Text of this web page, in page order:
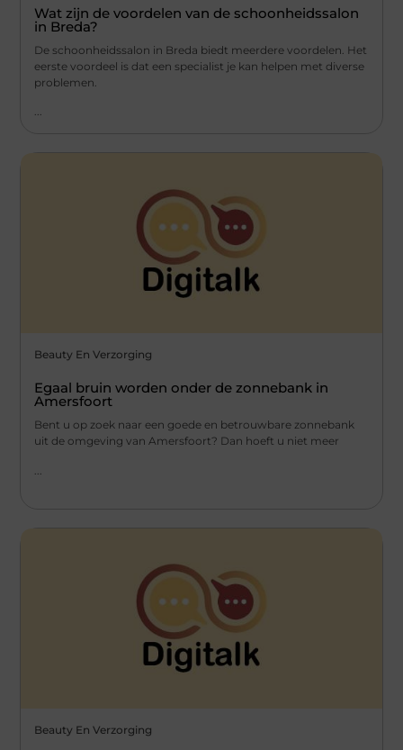
Wat zijn de voordelen van de schoonheidssalon
in Breda?
De schoonheidssalon in Breda biedt meerdere voordelen. Het
eerste voordeel is dat een specialist je kan helpen met diverse
problemen.
...
Beauty En Verzorging
Egaal bruin worden onder de zonnebank in
Amersfoort
Bent u op zoek naar een goede en betrouwbare zonnebank
uit de omgeving van Amersfoort? Dan hoeft u niet meer
Beauty En Verzorging